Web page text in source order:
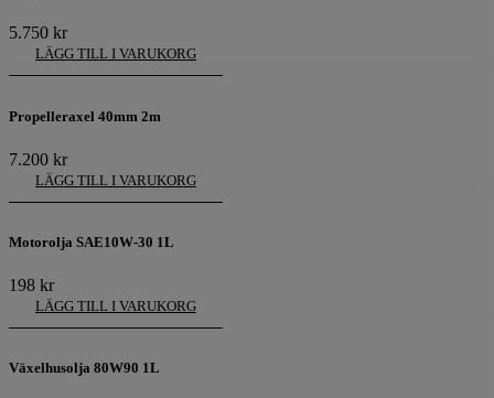
5.750 kr
LÄGG TILL I VARUKORG
Propelleraxel 40mm 2m
7.200 kr
LÄGG TILL I VARUKORG
Motorolja SAE10W-30 1L
198 kr
LÄGG TILL I VARUKORG
Växelhusolja 80W90 1L